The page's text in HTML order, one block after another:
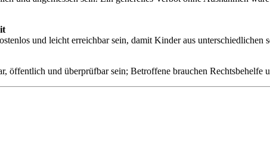
und leicht erreichbar sein, damit Kinder aus unterschiedlichen
öffentlich und überprüfbar sein; Betroffene brauchen Rechtsbehelfe